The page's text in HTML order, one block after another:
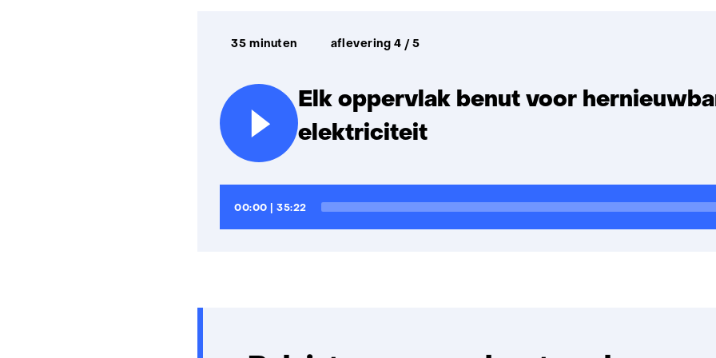
Afspeelduur:
35 minuten aflevering 4 / 5
Elk oppervlak benut voor
elektriciteit
Huidige
00:00 |Totale
35:22